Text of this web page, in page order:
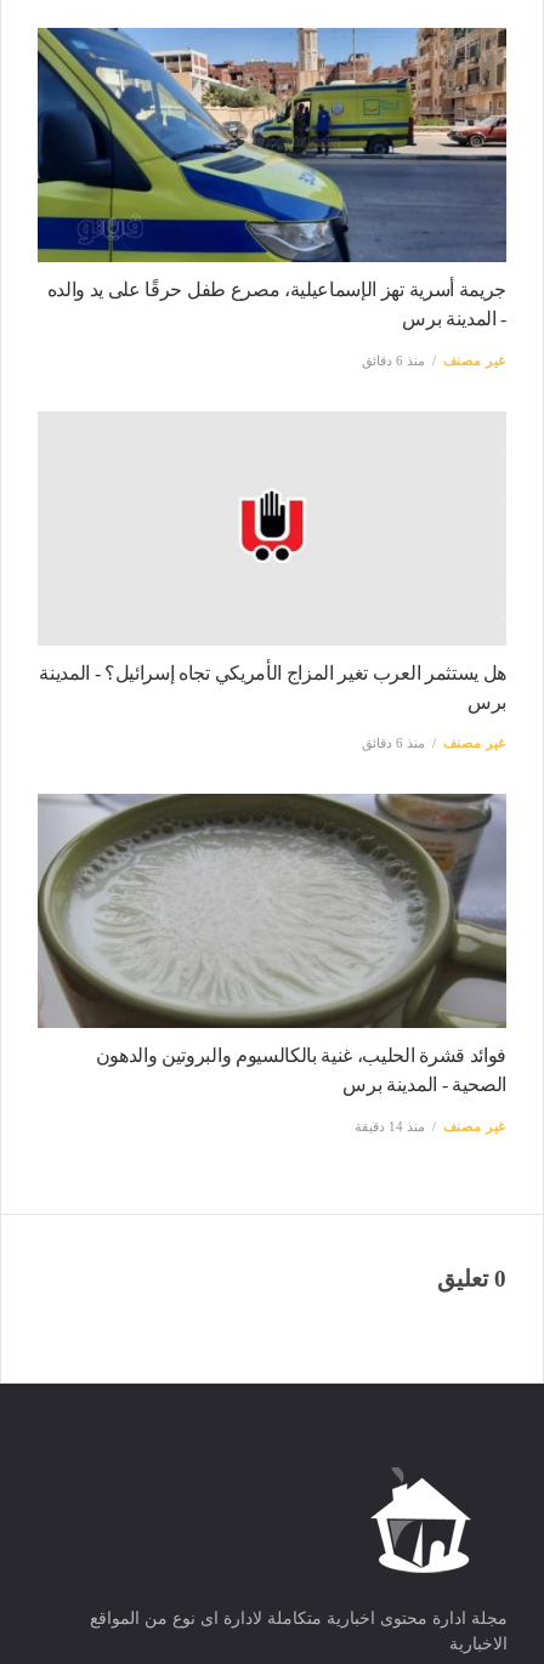
جريمة أسرية تهز الإسماعيلية، مصرع طفل حرقًا على يد والده
- المدينة برس
غير مصنف منذ 6 دقائق
هل يستثمر العرب تغير المزاج الأمريكي تجاه إسرائيل؟ - المدينة
برس
غير مصنف منذ 6 دقائق
فوائد قشرة الحليب، غنية بالكالسيوم والبروتين والدهون
الصحية - المدينة برس
غير مصنف منذ 14 دقيقة
0 تعليق
مجلة ادارة محتوى اخبارية متكاملة لادارة اى نوع من المواقع
الاخبارية